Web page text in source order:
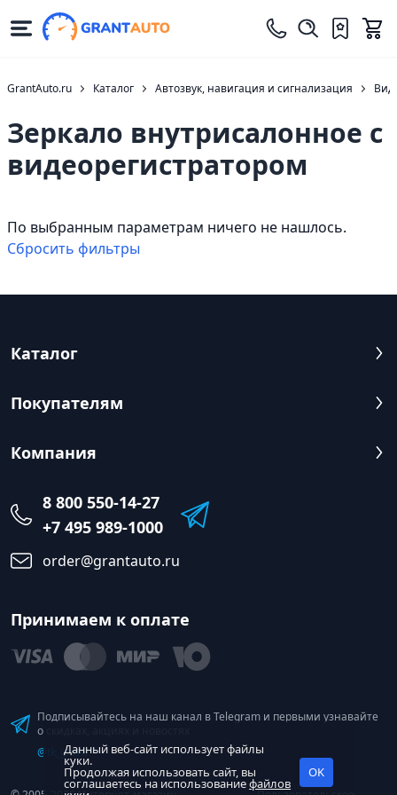
GrantAuto.ru Каталог Автозвук, навигация и сигнализация
Зеркало внутрисалонное с
видеорегистратором
По выбранным параметрам ничего не нашлось.
Cбросить фильтры
Каталог
Покупателям
Компания
8 800 550-14-27
+7 495 989-1000
order@grantauto.ru
Принимаем к оплате
Подписывайтесь на наш канал в Telegram и первыми узнавайте
о скидках, акциях и новостях
@tk_grantДанный веб-сайт использует файлы
куки.
Продолжая использовать сайт, вы
соглашаетесь на использованиефайлов
OK